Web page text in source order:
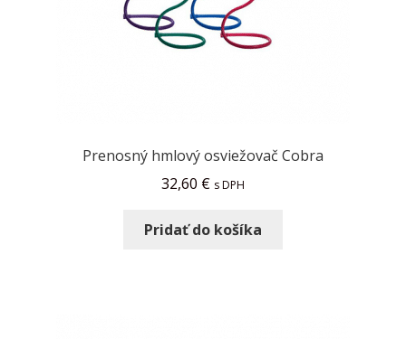
Prenosný hmlový osviežovač Cobra
32,60 € s DPH
Pridať do košíka